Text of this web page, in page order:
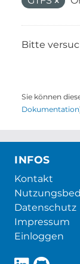
Bitte
Sie können
Dokumentation
INFOS
Kontakt
Datenschutz
Impressum
Einloggen